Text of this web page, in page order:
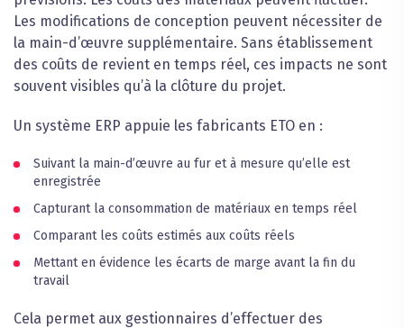
Les modifications de conception peuvent nécessiter de
la main-d’œuvre supplémentaire. Sans établissement
des coûts de revient en temps réel, ces impacts ne sont
souvent visibles qu’à la clôture du projet.
Un système ERP appuie les fabricants ETO en :
Suivant la main-d’œuvre au fur et à mesure qu’elle est
enregistrée
Capturant la consommation de matériaux en temps réel
Comparant les coûts estimés aux coûts réels
Mettant en évidence les écarts de marge avant la fin du
travail
Cela permet aux gestionnaires d’effectuer des